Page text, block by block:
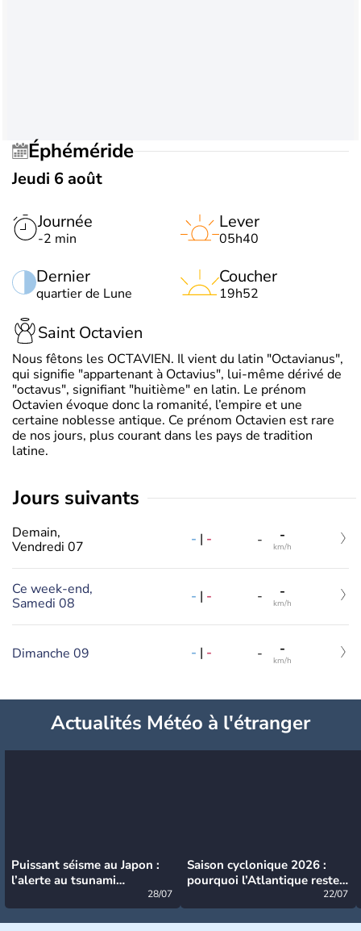
Éphéméride
Jeudi 6 août
Journée
-2 min
Dernier
quartier de Lune
Lever
05h40
Coucher
19h52
Saint Octavien
Nous fêtons les OCTAVIEN. Il vient du latin "Octavianus",
qui signifie "appartenant à Octavius", lui-même dérivé de
"octavus", signifiant "huitième" en latin. Le prénom
Octavien évoque donc la romanité, l’empire et une
certaine noblesse antique. Ce prénom Octavien est rare
de nos jours, plus courant dans les pays de tradition
latine.
jours suivants
Demain,
Vendredi 07
- | - - -
km/h
Ce week-end,
Samedi 08
- | - - -
km/h
Dimanche 09 - | - - -
km/h
Actualités Météo à l'étranger
Puissant séisme au Japon :
l’alerte au tsunami
28/07
Saison cyclonique 2026 :
pourquoi l’Atlantique reste
22/07